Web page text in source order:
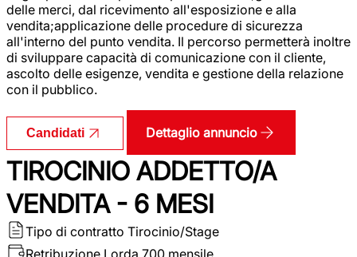
delle merci, dal ricevimento all'esposizione e alla
vendita;applicazione delle procedure di sicurezza
all'interno del punto vendita. Il percorso permetterà inoltre
di sviluppare capacità di comunicazione con il cliente,
ascolto delle esigenze, vendita e gestione della relazione
con il pubblico.
Candidati Dettaglio annuncio
TIROCINIO ADDETTO/A
VENDITA - 6 MESI
Tipo di contratto Tirocinio/Stage
Retribuzione Lorda 700 mensile